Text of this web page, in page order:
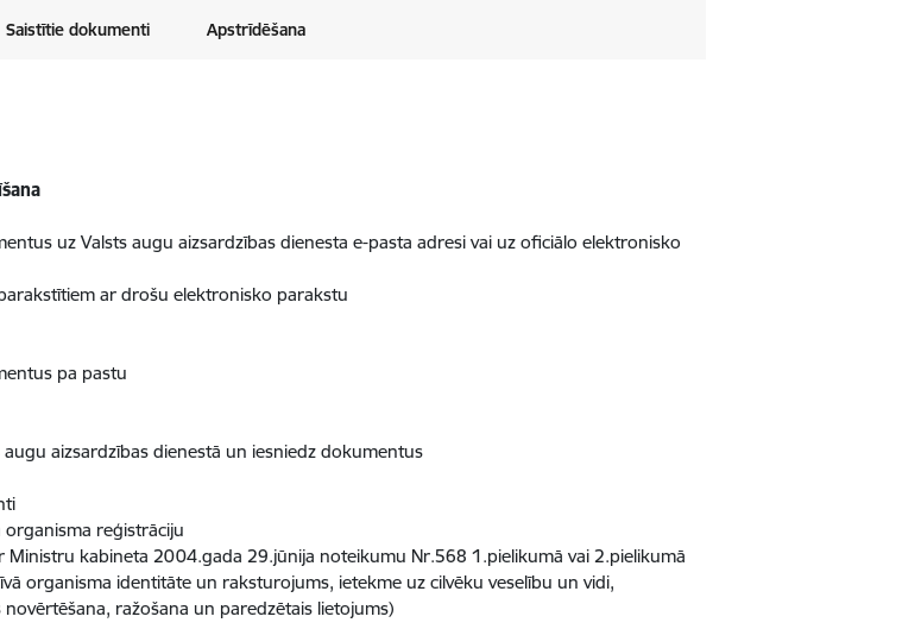
Saistītie dokumenti Apstrīdēšana
uz Valsts augu aizsardzības dienesta e-pasta adresi vai uz oficiālo elektronisko
ar drošu elektronisko parakstu
pa pastu
augu aizsardzības dienestā un iesniedz dokumentus
organisma reģistrāciju
Ministru kabineta 2004.gada 29.jūnija noteikumu Nr.568 1.pielikumā vai 2.pielikumā
organisma identitāte un raksturojums, ietekme uz cilvēku veselību un vidi,
ražošana un paredzētais lietojums)